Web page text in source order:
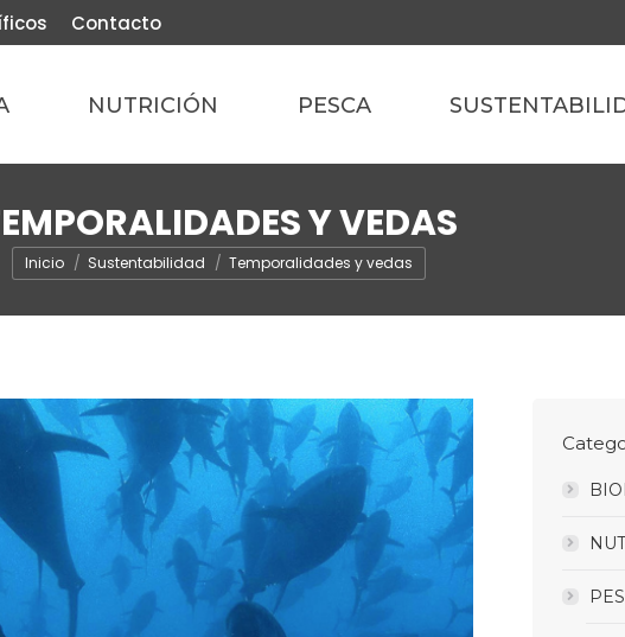
Contacto
NUTRICIÓN PESCA
Y VEDAS
Estás aquí:
Inicio Sustentabilidad Temporalidades y vedas